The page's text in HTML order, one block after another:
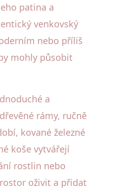
patina a
venkovský
nebo příliš
mohly působit
a
rámy, ručně
kované železné
koše vytvářejí
rostlin nebo
oživit a přidat